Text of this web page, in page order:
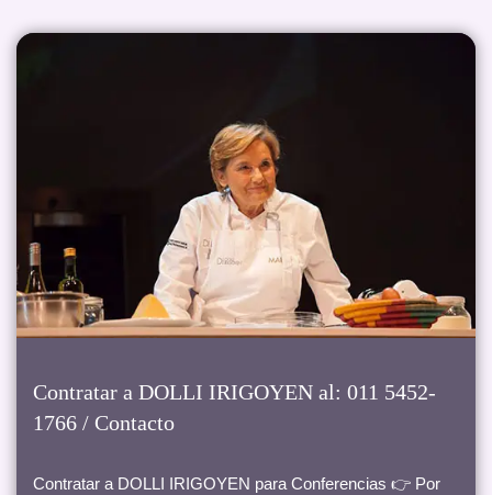
Contratar a DOLLI IRIGOYEN al: 011 5452-
1766 / Contacto
Contratar a DOLLI IRIGOYEN para Conferencias 👉 Por